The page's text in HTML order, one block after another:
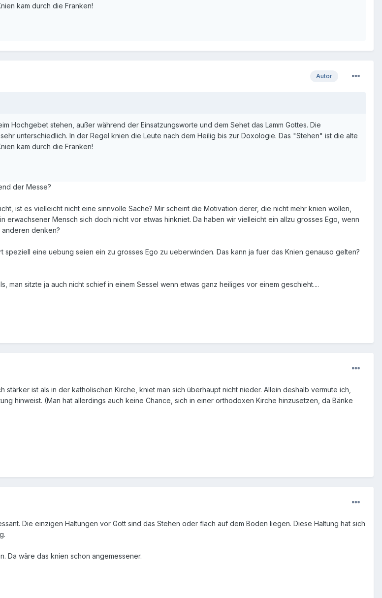
kam durch die Franken!
Autor
Hochgebet stehen, außer während der Einsatzungsworte und dem Sehet das Lamm Gottes. Die
unterschiedlich. In der Regel knien die Leute nach dem Heilig bis zur Doxologie. Das "Stehen" ist die alte
kam durch die Franken!
der Messe?
ist es vielleicht nicht eine sinnvolle Sache? Mir scheint die Motivation derer, die nicht mehr knien wollen,
erwachsener Mensch sich doch nicht vor etwas hinkniet. Da haben wir vielleicht ein allzu grosses Ego, wenn
anderen denken?
speziell eine uebung seien ein zu grosses Ego zu ueberwinden. Das kann ja fuer das Knien genauso gelten?
man sitzte ja auch nicht schief in einem Sessel wenn etwas ganz heiliges vor einem geschieht....
ist als in der katholischen Kirche, kniet man sich überhaupt nicht nieder. Allein deshalb vermute ich,
hinweist. (Man hat allerdings auch keine Chance, sich in einer orthodoxen Kirche hinzusetzen, da Bänke
Die einzigen Haltungen vor Gott sind das Stehen oder flach auf dem Boden liegen. Diese Haltung hat sich
Da wäre das knien schon angemessener.